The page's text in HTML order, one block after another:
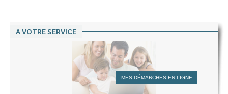
A VOTRE SERVICE
MES DÉMARCHES EN LIGNE